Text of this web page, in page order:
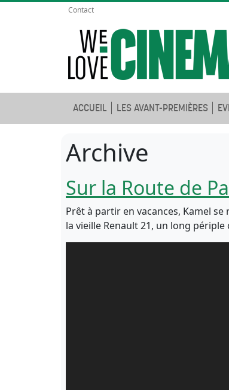
Contact
ACCUEIL LES AVANT-PREMIÈRES
Archive
Sur la Route de
Prêt à partir en vacances, Kamel
la vieille Renault 21, un long